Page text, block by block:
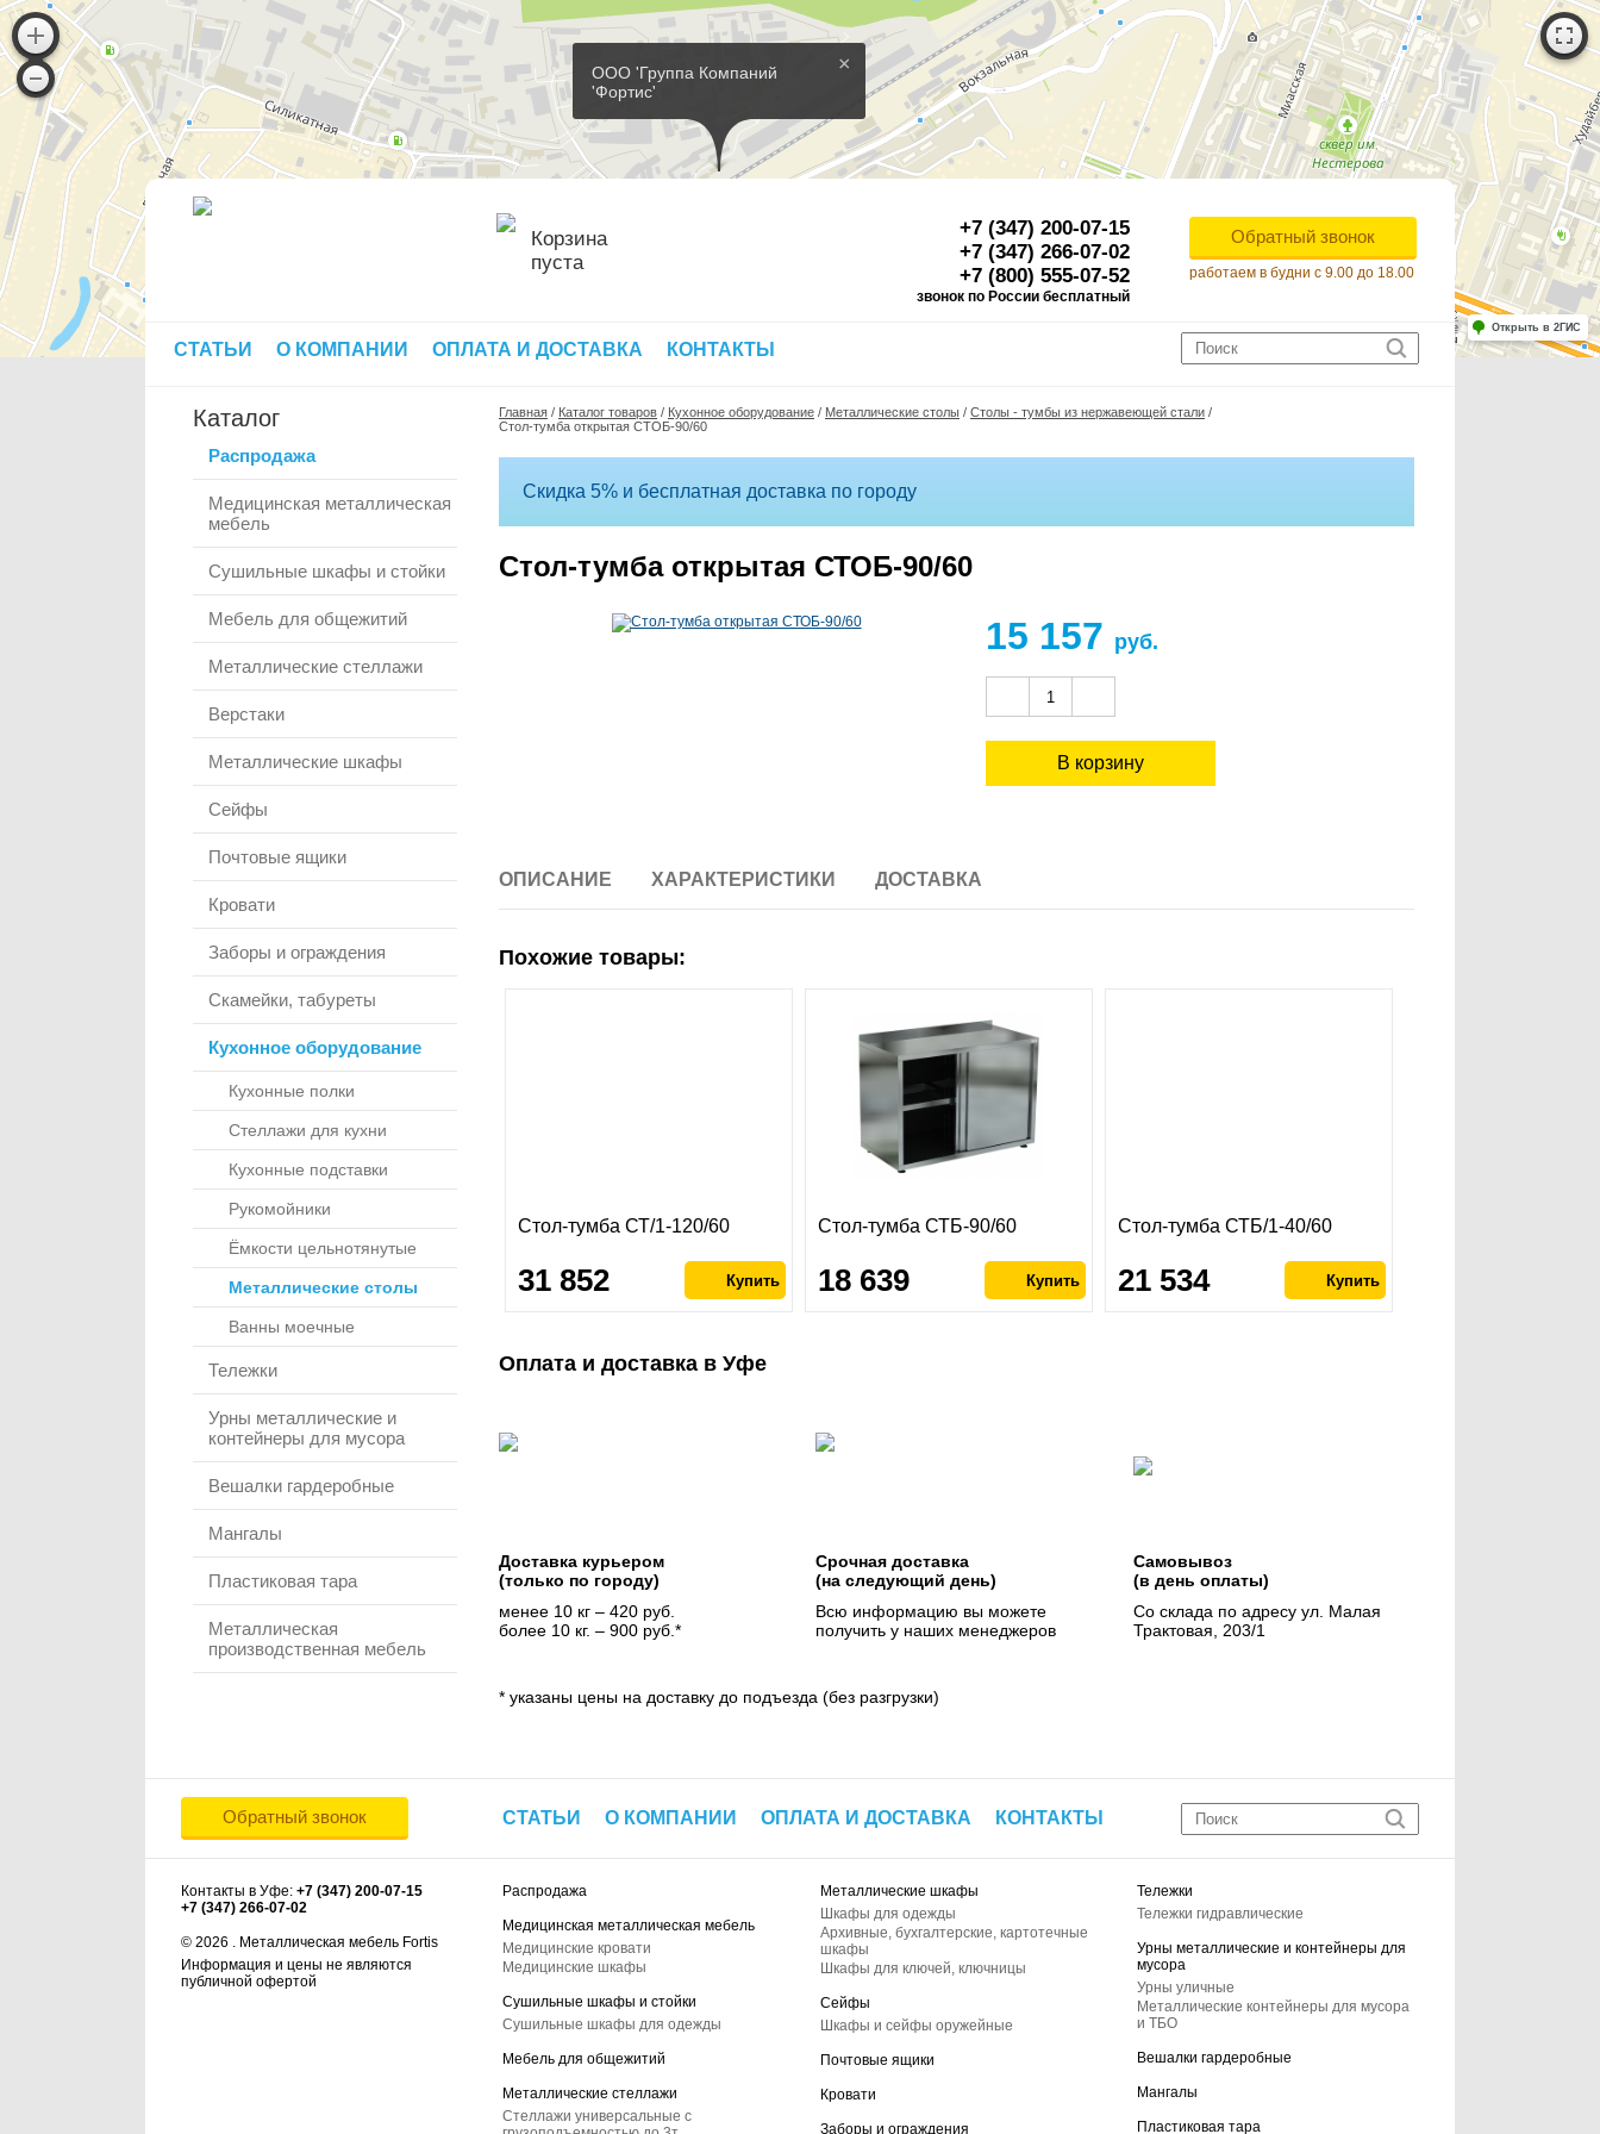
×
ООО 'Группа Компаний
'Фортис'
Работает на API 2ГИС
Лицензионное соглашение
Для корректной работы Raster JS API нужен ключ. Помощь: api@2gis.ru
Открыть в 2ГИС
Корзина
пуста
+7 (347) 200-07-15
+7 (347) 266-07-02
+7 (800) 555-07-52
звонок по России бесплатный
Обратный звонок
работаем в будни с 9.00 до 18.00
СТАТЬИ О КОМПАНИИ ОПЛАТА И ДОСТАВКА КОНТАКТЫ
Каталог
Распродажа
Медицинская металлическая
мебель
Сушильные шкафы и стойки
Мебель для общежитий
Металлические стеллажи
Верстаки
Металлические шкафы
Сейфы
Почтовые ящики
Кровати
Заборы и ограждения
Скамейки, табуреты
Кухонное оборудование
Кухонные полки
Стеллажи для кухни
Кухонные подставки
Рукомойники
Ёмкости цельнотянутые
Металлические столы
Ванны моечные
Тележки
Урны металлические и
контейнеры для мусора
Вешалки гардеробные
Мангалы
Пластиковая тара
Металлическая
производственная мебель
Главная / Каталог товаров / Кухонное оборудование / Металлические столы / Столы - тумбы из нержавеющей стали /
Стол-тумба открытая СТОБ-90/60
Скидка 5% и бесплатная доставка по городу
Стол-тумба открытая СТОБ-90/60
15 157 руб.
ОПИСАНИЕ ХАРАКТЕРИСТИКИ ДОСТАВКА
Похожие товары:
Стол-тумба СТ/1-120/60
31 852
Стол-тумба СТБ-90/60
18 639
Стол-тумба СТБ/1-40/60
21 534
Оплата и доставка в Уфе
Доставка курьером
(только по городу)
менее 10 кг – 420 руб.
более 10 кг. – 900 руб.*
Срочная доставка
(на следующий день)
Всю информацию вы можете
получить у наших менеджеров
Самовывоз
(в день оплаты)
Со склада по адресу ул. Малая
Трактовая, 203/1
* указаны цены на доставку до подъезда (без разгрузки)
Обратный звонок СТАТЬИ О КОМПАНИИ ОПЛАТА И ДОСТАВКА КОНТАКТЫ
Контакты в Уфе: +7 (347) 200-07-15
+7 (347) 266-07-02
© 2026 . Металлическая мебель Fortis
Информация и цены не являются
публичной офертой
Распродажа
Медицинская металлическая мебель
Медицинские кровати
Медицинские шкафы
Сушильные шкафы и стойки
Сушильные шкафы для одежды
Мебель для общежитий
Металлические стеллажи
Стеллажи универсальные с
Металлические шкафы
Шкафы для одежды
Архивные, бухгалтерские, картотечные
шкафы
Шкафы для ключей, ключницы
Сейфы
Шкафы и сейфы оружейные
Почтовые ящики
Кровати
Заборы и ограждения
Тележки
Тележки гидравлические
Урны металлические и контейнеры для
мусора
Урны уличные
Металлические контейнеры для мусора
и ТБО
Вешалки гардеробные
Мангалы
Пластиковая тара